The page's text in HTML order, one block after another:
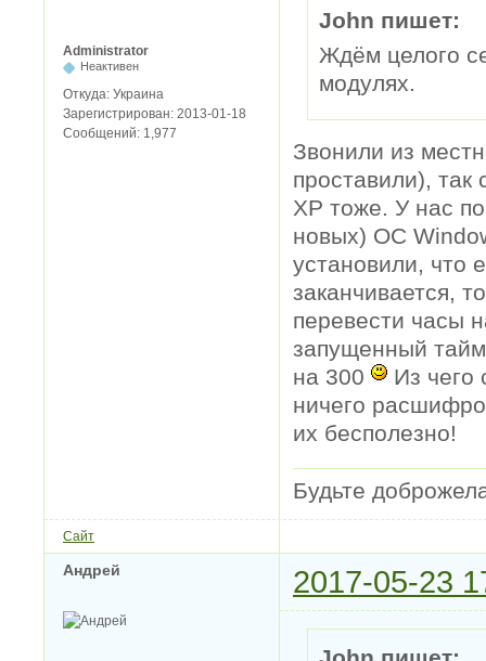
Administrator
Неактивен
Откуда: Украина
Зарегистрирован: 2013-01-18
Сообщений: 1,977
John пишет:
Ждём целого
модулях.
Звонили из
проставили),
XP тоже. У нас
новых) OC
установили, что
заканчивается,
перевести часы
запущенный
на 300
Из чего
ничего
их бесполезно!
Будьте
Сайт
Андрей 2017-05-23